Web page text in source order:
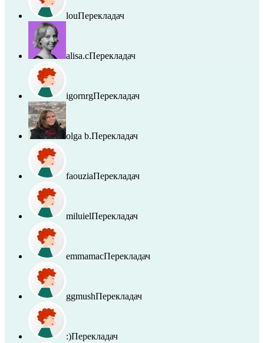
louПерекладач
alisa.cПерекладач
igornrgПерекладач
olga b.Перекладач
faouziaПерекладач
miluielПерекладач
emmamacПерекладач
ggmushПерекладач
:)Перекладач